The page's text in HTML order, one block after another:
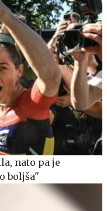
nato pa je
boljša"